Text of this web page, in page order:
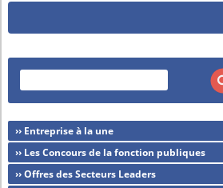
›› Entreprise à la une
›› Les Concours de la fonction publiques
›› Offres des Secteurs Leaders